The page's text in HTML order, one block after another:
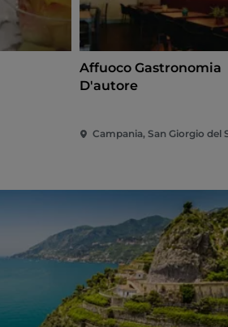
Affuoco Gastronomia
D'autore
Campania, San Giorgio del